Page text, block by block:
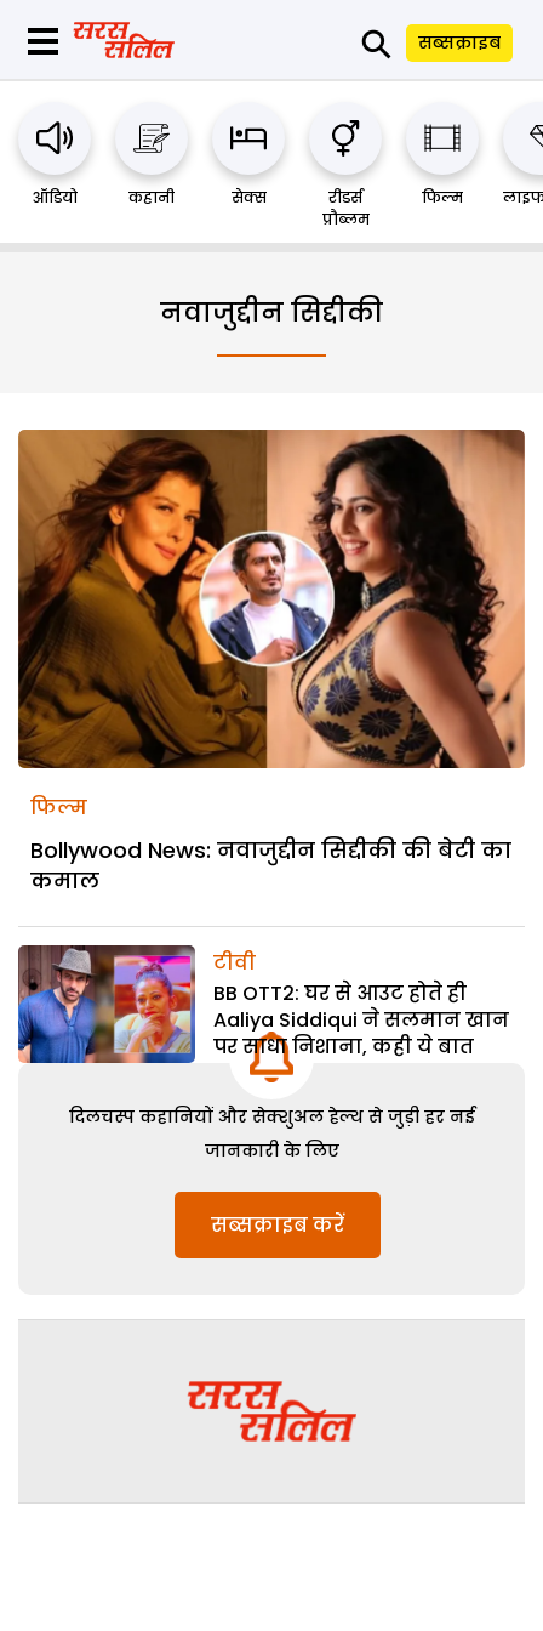
⚲ सब्सक्राइब
ऑडियो कहानी सेक्स
रीडर्स
प्रौब्लम
फिल्म
नवाजुद्दीन सिद्दीकी
फिल्म
Bollywood News: नवाजुद्दीन सिद्दीकी की बेटी का
कमाल
टीवी
BB OTT2: घर से आउट होते ही
Aaliya Siddiqui ने सलमान खान
पर साधा निशाना, कही ये बात
दिलचस्प कहानियों और सेक्शुअल हेल्थ से जुड़ी हर नई
जानकारी के लिए
सब्सक्राइब करें